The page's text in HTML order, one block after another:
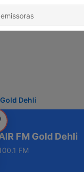
Dehli
FM Gold Dehli
FM